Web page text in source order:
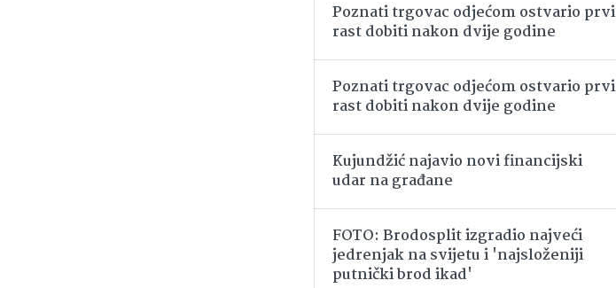
Poznati trgovac odjećom ostvario prvi
rast dobiti nakon dvije godine
Poznati trgovac odjećom ostvario prvi
rast dobiti nakon dvije godine
Kujundžić najavio novi financijski
udar na građane
FOTO: Brodosplit izgradio najveći
jedrenjak na svijetu i 'najsloženiji
putnički brod ikad'